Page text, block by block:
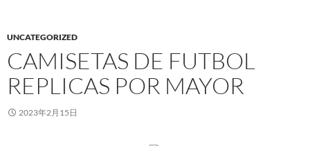
UNCATEGORIZED
CAMISETAS DE FUTBOL
REPLICAS POR MAYOR
2023年2月15日